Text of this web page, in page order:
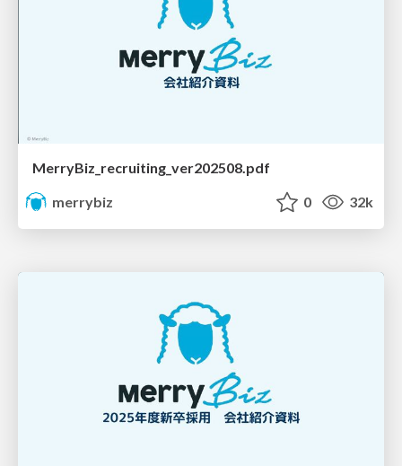
MerryBiz_recruiting_ver202508.pdf
merrybiz
0 32k